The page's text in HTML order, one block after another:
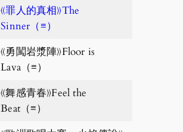
《罪人的真相》The
Sinner（≡）
《勇闖岩漿陣》Floor is
Lava（≡）
《舞感青春》Feel the
Beat（≡）